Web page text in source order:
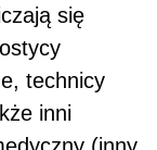
się
technicy
inni